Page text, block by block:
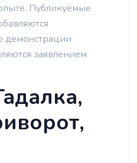
Публикуемые
демонстрации
заявлением